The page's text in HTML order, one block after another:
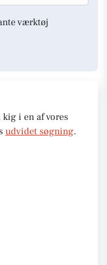
værktøj
kig i en af vores
udvidet søgning.